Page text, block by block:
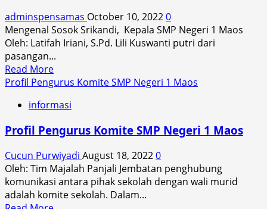
9
Juni
2023
adminspensamas October 10, 20220
Mengenal Sosok Srikandi, Kepala SMP Negeri 1 Maos
Oleh: Latifah Iriani, S.Pd. Lili Kuswanti putri dari
pasangan...
Read MoreRead
more
<strong>
KEPALA
</strong>
Profil Pengurus Komite SMP Negeri 1 Maos
informasi
Profil Pengurus Komite SMP Negeri 1 Maos
Cucun Purwiyadi August 18, 20220
Oleh: Tim Majalah Panjali Jembatan penghubung
komunikasi antara pihak sekolah dengan wali murid
adalah komite sekolah. Dalam...